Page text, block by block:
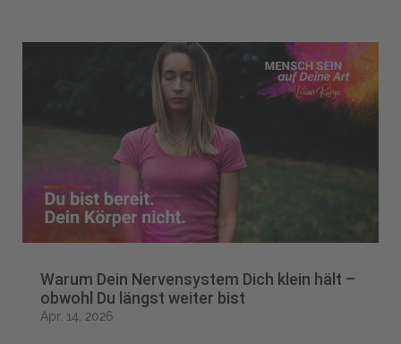
Warum Dein Nervensystem Dich klein hält –
obwohl Du längst weiter bist
Apr. 14, 2026